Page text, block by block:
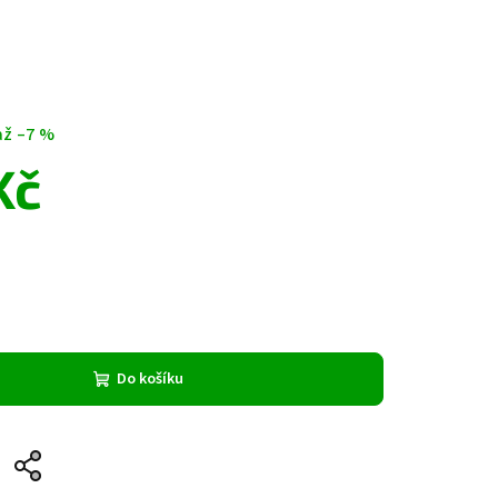
–7 %
Do košíku